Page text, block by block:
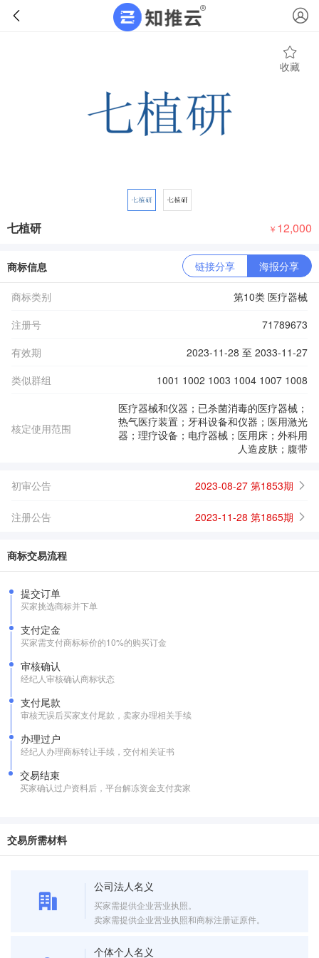
收藏
七植研 ￥ 12,000
商标信息 链接分享 海报分享
商标类别
第10类 医疗器械
注册号
71789673
有效期
2023-11-28 至 2033-11-27
类似群组
1001 1002 1003 1004 1007 1008
核定使用范围
医疗器械和仪器；已杀菌消毒的医疗器械；
热气医疗装置；牙科设备和仪器；医用激光
器；理疗设备；电疗器械；医用床；外科用
人造皮肤；腹带
初审公告 2023-08-27 第1853期
注册公告 2023-11-28 第1865期
商标交易流程
提交订单
买家挑选商标并下单
支付定金
买家需支付商标标价的10%的购买订金
审核确认
经纪人审核确认商标状态
支付尾款
审核无误后买家支付尾款，卖家办理相关手续
办理过户
经纪人办理商标转让手续，交付相关证书
交易结束
买家确认过户资料后，平台解冻资金支付卖家
交易所需材料
公司法人名义
买家需提供企业营业执照。
卖家需提供企业营业执照和商标注册证原件。
个体个人名义